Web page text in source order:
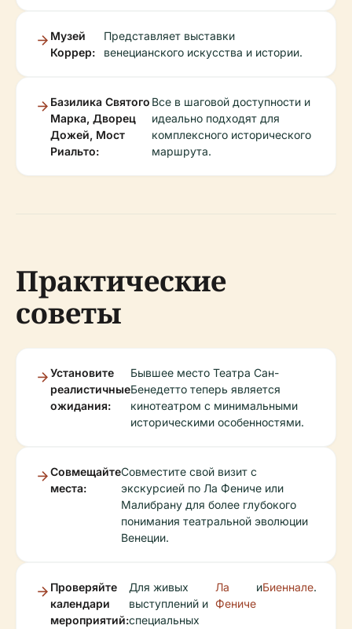
Музей
Коррер:
Представляет выставки
венецианского искусства и истории.
Базилика Святого
Марка, Дворец
Дожей, Мост
Риальто:
Все в шаговой доступности и
идеально подходят для
комплексного исторического
маршрута.
Практические
советы
Установите
реалистичные
ожидания:
Бывшее место Театра Сан-
Бенедетто теперь является
кинотеатром с минимальными
историческими особенностями.
Совмещайте
места:
Совместите свой визит с
экскурсией по Ла Фениче или
Малибрану для более глубокого
понимания театральной эволюции
Венеции.
Проверяйте
календари
мероприятий:
Для живых
выступлений и
специальных
Ла
Фениче
иБиеннале.